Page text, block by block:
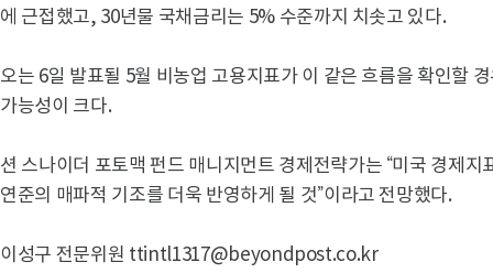
에 근접했고, 30년물 국채금리는 5% 수준까지 치솟고 있다.
오는 6일 발표될 5월 비농업 고용지표가 이 같은 흐름을 확인할
가능성이 크다.
션 스나이더 포토맥 펀드 매니지먼트 경제전략가는 “미국 경제
연준의 매파적 기조를 더욱 반영하게 될 것”이라고 전망했다.
이성구 전문위원 ttintl1317@beyondpost.co.kr